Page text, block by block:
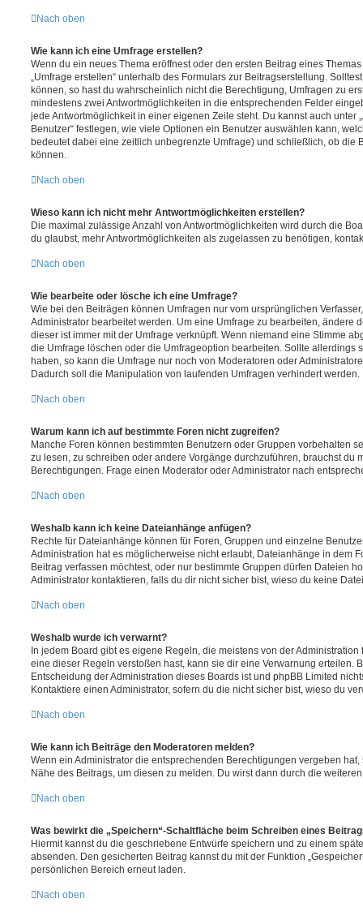
Nach oben
Wie kann ich eine Umfrage erstellen?
Wenn du ein neues Thema eröffnest oder den ersten Beitrag eines
„Umfrage erstellen“ unterhalb des Formulars zur Beitragserstellung.
können, so hast du wahrscheinlich nicht die Berechtigung, Umfragen zu
mindestens zwei Antwortmöglichkeiten in die entsprechenden Felder
jede Antwortmöglichkeit in einer eigenen Zeile steht. Du kannst auch unter
Benutzer“ festlegen, wie viele Optionen ein Benutzer auswählen kann,
bedeutet dabei eine zeitlich unbegrenzte Umfrage) und schließlich, ob die
können.
Nach oben
Wieso kann ich nicht mehr Antwortmöglichkeiten erstellen?
Die maximal zulässige Anzahl von Antwortmöglichkeiten wird durch die
du glaubst, mehr Antwortmöglichkeiten als zugelassen zu benötigen,
Nach oben
Wie bearbeite oder lösche ich eine Umfrage?
Wie bei den Beiträgen können Umfragen nur vom ursprünglichen
Administrator bearbeitet werden. Um eine Umfrage zu bearbeiten, ändere
dieser ist immer mit der Umfrage verknüpft. Wenn niemand eine Stimme
die Umfrage löschen oder die Umfrageoption bearbeiten. Sollte allerdings
haben, so kann die Umfrage nur noch von Moderatoren oder
Dadurch soll die Manipulation von laufenden Umfragen verhindert werden.
Nach oben
Warum kann ich auf bestimmte Foren nicht zugreifen?
Manche Foren können bestimmten Benutzern oder Gruppen vorbehalten
zu lesen, zu schreiben oder andere Vorgänge durchzuführen, brauchst du
Berechtigungen. Frage einen Moderator oder Administrator nach
Nach oben
Weshalb kann ich keine Dateianhänge anfügen?
Rechte für Dateianhänge können für Foren, Gruppen und einzelne
Administration hat es möglicherweise nicht erlaubt, Dateianhänge in dem
Beitrag verfassen möchtest, oder nur bestimmte Gruppen dürfen Dateien
Administrator kontaktieren, falls du dir nicht sicher bist, wieso du keine
Nach oben
Weshalb wurde ich verwarnt?
In jedem Board gibt es eigene Regeln, die meistens von der
eine dieser Regeln verstoßen hast, kann sie dir eine Verwarnung erteilen.
Entscheidung der Administration dieses Boards ist und phpBB Limited
Kontaktiere einen Administrator, sofern du die nicht sicher bist, wieso du
Nach oben
Wie kann ich Beiträge den Moderatoren melden?
Wenn ein Administrator die entsprechenden Berechtigungen vergeben
Nähe des Beitrags, um diesen zu melden. Du wirst dann durch die
Nach oben
Was bewirkt die „Speichern“-Schaltfläche beim Schreiben eines
Hiermit kannst du die geschriebene Entwürfe speichern und zu einem
absenden. Den gesicherten Beitrag kannst du mit der Funktion
persönlichen Bereich erneut laden.
Nach oben